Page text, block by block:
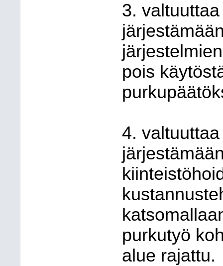
3.
pois
4.
purkutyö
alue rajattu.